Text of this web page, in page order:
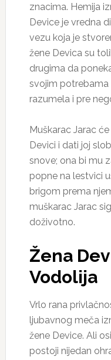
znacima. Hemija
Device je vredna
vezu koja je
žene Devica su
drugima da
svojim potrebama
razumela i pre
Muškarac Jarac
Devici i dati joj
snove; ona bi mu
popne na lestvici
brigom prema
muškarac Jarac
doživotno.
Žena
Vodolija
Vrlo rana
ljubavnog meča
žene Device. Ali
postoji nijedan